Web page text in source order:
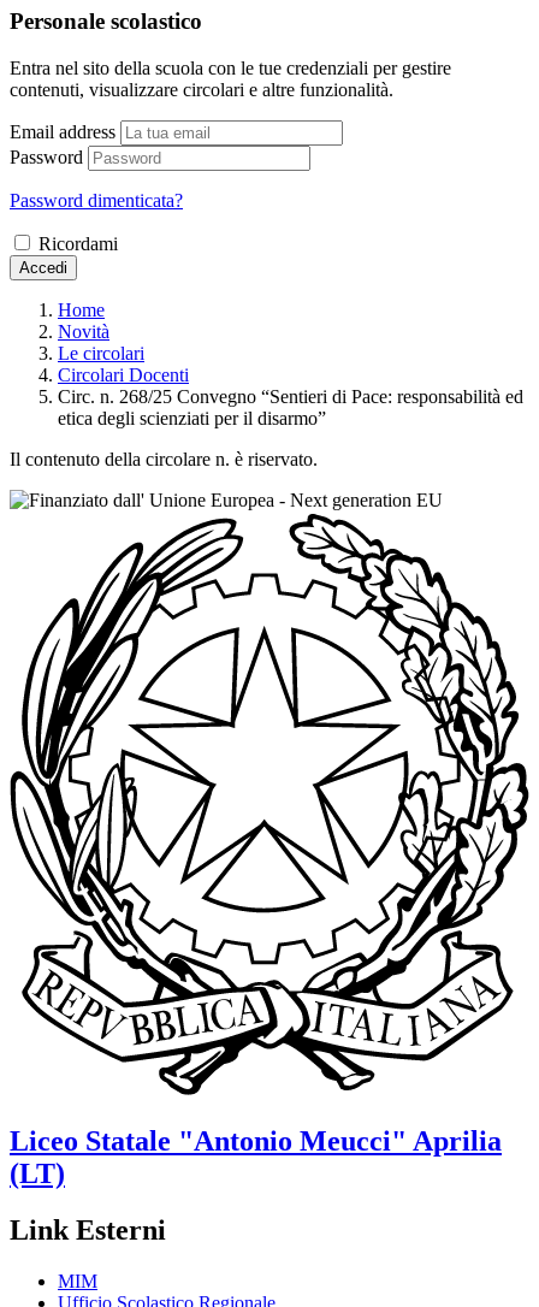
Personale scolastico
Entra nel sito della scuola con le tue credenziali per gestire
contenuti, visualizzare circolari e altre funzionalità.
Email address
Password
Password dimenticata?
Ricordami
Accedi
Home
Novità
Le circolari
Circolari Docenti
Circ. n. 268/25 Convegno “Sentieri di Pace: responsabilità ed
etica degli scienziati per il disarmo”
Il contenuto della circolare n. è riservato.
Liceo Statale "Antonio Meucci" Aprilia
(LT)
Link Esterni
MIM
Ufficio Scolastico Regionale